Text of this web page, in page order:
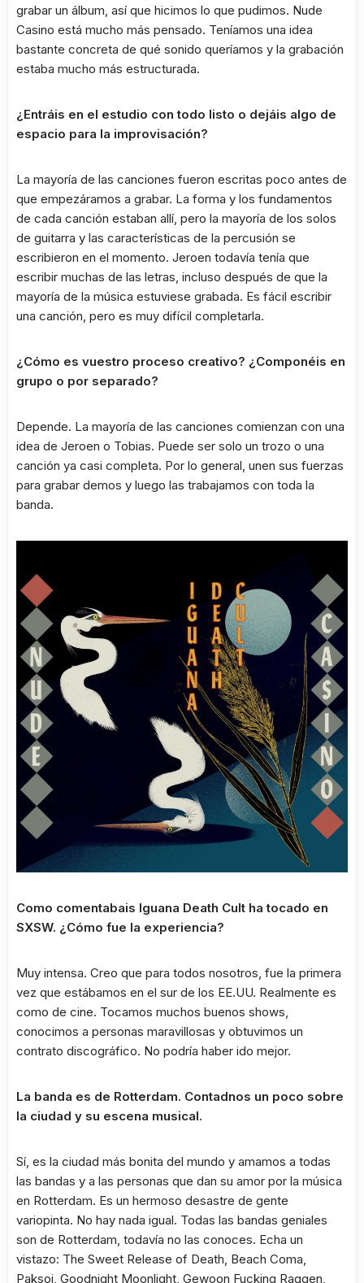
grabar un álbum, así que hicimos lo que pudimos. Nude
Casino está mucho más pensado. Teníamos una idea
bastante concreta de qué sonido queríamos y la grabación
estaba mucho más estructurada.
¿Entráis en el estudio con todo listo o dejáis algo de
espacio para la improvisación?
La mayoría de las canciones fueron escritas poco antes de
que empezáramos a grabar. La forma y los fundamentos
de cada canción estaban allí, pero la mayoría de los solos
de guitarra y las características de la percusión se
escribieron en el momento. Jeroen todavía tenía que
escribir muchas de las letras, incluso después de que la
mayoría de la música estuviese grabada. Es fácil escribir
una canción, pero es muy difícil completarla.
¿Cómo es vuestro proceso creativo? ¿Componéis en
grupo o por separado?
Depende. La mayoría de las canciones comienzan con una
idea de Jeroen o Tobias. Puede ser solo un trozo o una
canción ya casi completa. Por lo general, unen sus fuerzas
para grabar demos y luego las trabajamos con toda la
banda.
Como comentabais Iguana Death Cult ha tocado en
SXSW. ¿Cómo fue la experiencia?
Muy intensa. Creo que para todos nosotros, fue la primera
vez que estábamos en el sur de los EE.UU. Realmente es
como de cine. Tocamos muchos buenos shows,
conocimos a personas maravillosas y obtuvimos un
contrato discográfico. No podría haber ido mejor.
La banda es de Rotterdam. Contadnos un poco sobre
la ciudad y su escena musical.
Sí, es la ciudad más bonita del mundo y amamos a todas
las bandas y a las personas que dan su amor por la música
en Rotterdam. Es un hermoso desastre de gente
variopinta. No hay nada igual. Todas las bandas geniales
son de Rotterdam, todavía no las conoces. Echa un
vistazo: The Sweet Release of Death, Beach Coma,
Paksoi, Goodnight Moonlight, Gewoon Fucking Raggen,